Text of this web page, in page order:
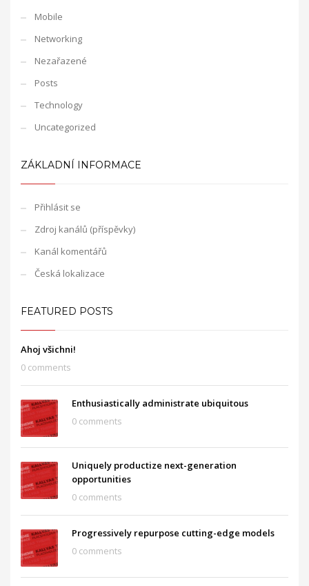
Mobile
Networking
Nezařazené
Posts
Technology
Uncategorized
ZÁKLADNÍ INFORMACE
Přihlásit se
Zdroj kanálů (příspěvky)
Kanál komentářů
Česká lokalizace
FEATURED POSTS
Ahoj všichni!
0 comments
Enthusiastically administrate ubiquitous
0 comments
Uniquely productize next-generation
opportunities
0 comments
Progressively repurpose cutting-edge models
0 comments